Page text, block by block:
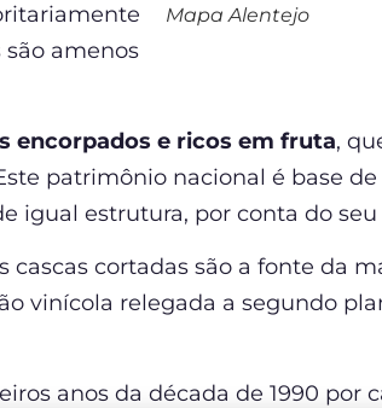
Mapa Alentejo
amenos
encorpados e ricos em fruta,
patrimônio nacional é base
igual estrutura, por conta do
cortadas são a fonte da
vinícola relegada a segundo
anos da década de 1990 por